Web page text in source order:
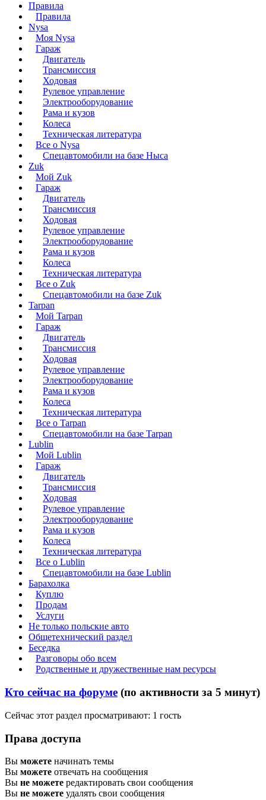
Правила
Правила
Nysa
Моя Nysa
Гараж
Двигатель
Трансмиссия
Ходовая
Рулевое управление
Электрооборудование
Рама и кузов
Колеса
Техническая литература
Все о Nysa
Спецавтомобили на базе Ныса
Zuk
Мой Zuk
Гараж
Двигатель
Трансмиссия
Ходовая
Рулевое управление
Электрооборудование
Рама и кузов
Колеса
Техническая литература
Все о Zuk
Спецавтомобили на базе Zuk
Tarpan
Мой Tarpan
Гараж
Двигатель
Трансмиссия
Ходовая
Рулевое управление
Электрооборудование
Рама и кузов
Колеса
Техническая литература
Все о Tarpan
Спецавтомобили на базе Tarpan
Lublin
Мой Lublin
Гараж
Двигатель
Трансмиссия
Ходовая
Рулевое управление
Электрооборудование
Рама и кузов
Колеса
Техническая литература
Все о Lublin
Спецавтомобили на базе Lublin
Барахолка
Куплю
Продам
Услуги
Не только польские авто
Общетехнический раздел
Беседка
Разговоры обо всем
Родственные и дружественные нам ресурсы
Кто сейчас на форуме (по активности за 5 минут)
Сейчас этот раздел просматривают: 1 гость
Права доступа
Вы можете начинать темы
Вы можете отвечать на сообщения
Вы не можете редактировать свои сообщения
Вы не можете удалять свои сообщения